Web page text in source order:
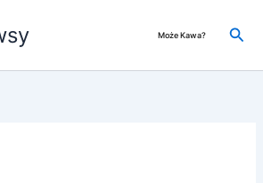
Może Kawa?